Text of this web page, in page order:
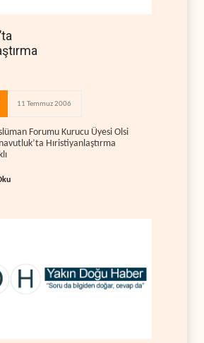
11 Temmuz 2006
Forumu Kurucu Üyesi Olsi
Hıristiyanlaştırma